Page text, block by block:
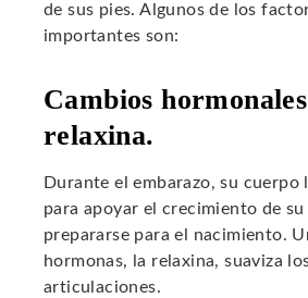
de sus pies. Algunos de los
importantes son:
Cambios
relaxina.
Durante el embarazo, su cuerpo
para apoyar el crecimiento de su
prepararse para el nacimiento.
hormonas, la relaxina, suaviza
articulaciones.